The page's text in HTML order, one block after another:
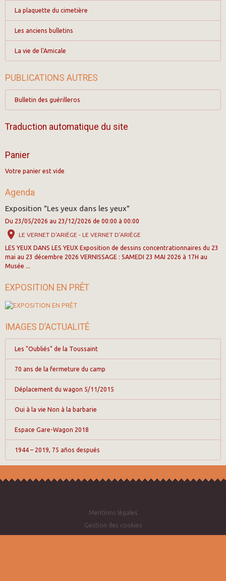
La plaquette du cimetière
Les anciens bulletins
La vie de l'Amicale
PUBLICATIONS AUTRES
Bulletin des guérilleros
Traduction automatique du site
Panier
Votre panier est vide
Agenda
Exposition "Les yeux dans les yeux"
Du 23/05/2026 au 23/12/2026 de 00:00 à 00:00
LE VERNET D'ARIÈGE - LE VERNET D'ARIÈGE
LES YEUX DANS LES YEUX Exposition de dessins concentrationnaires du 23
mai au 23 décembre 2026 VERNISSAGE : SAMEDI 23 MAI 2026 à 17H au
Musée ...
EXPOSITION EN PRÊT
IMAGES D’ACTUALITÉ
Les "Oubliés" de la Toussaint
70 ans de la fermeture du camp
Déplacement du wagon 5/11/2015
Oui à la vie Non à la barbarie
Espace Gare-Wagon 2018
1944 – 2019, 75 años después
Mentions légales
Gestion des cookies